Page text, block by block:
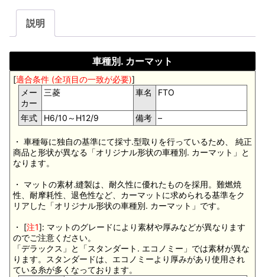
説明
車種別. カーマット
[適合条件 (全項目の一致が必要)]
メー
カー
三菱 車名 FTO
年式 H6/10～H12/9 備考 –
・ 車種毎に独自の基準にて採寸.型取りを行っているため、 純正
商品と形状が異なる「オリジナル形状の車種別. カーマット」と
なります。
・ マットの素材.縫製は、耐久性に優れたものを採用。難燃焼
性、耐摩耗性、退色性など、カーマットに求められる基準をク
リアした「オリジナル形状の車種別. カーマット」です。
・ [注1]: マットのグレードにより素材や厚みなどが異なります
のでご注意ください。
「デラックス」と「スタンダート. エコノミー」では素材が異な
ります。スタンダードは、エコノミーより厚みがあり使用され
ている糸が多くなっております。